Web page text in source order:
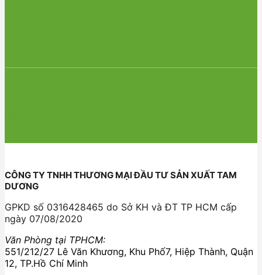
CÔNG TY TNHH THƯƠNG MẠI ĐẦU TƯ SẢN XUẤT TAM
DƯƠNG
GPKD số 0316428465 do Sở KH và ĐT TP HCM cấp
ngày 07/08/2020
Văn Phòng tại TPHCM:
551/212/27 Lê Văn Khương, Khu Phố7, Hiệp Thành, Quận
12, TP.Hồ Chí Minh